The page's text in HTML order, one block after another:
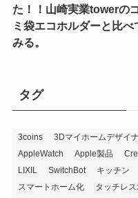
た！！山崎実業towerの
ミ袋エコホルダーと比べ
みる。
タグ
3coins 3Dマイホームデザイ
AppleWatch
Apple製品
LIXIL
SwitchBot キッチン
スマートホーム化
タッチレ